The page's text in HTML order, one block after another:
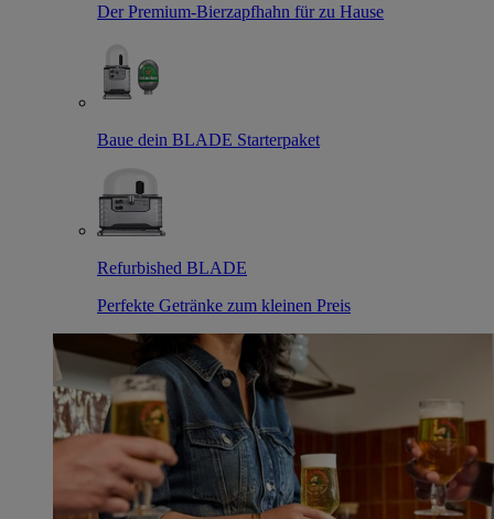
Der Premium-Bierzapfhahn für zu Hause
Baue dein BLADE Starterpaket
Refurbished BLADE
Perfekte Getränke zum kleinen Preis